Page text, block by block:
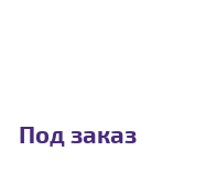
Под заказ